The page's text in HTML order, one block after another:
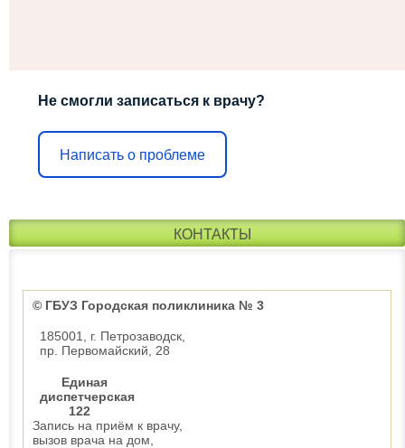
Не смогли записаться к врачу?
Написать о проблеме
КОНТАКТЫ
© ГБУЗ Городская поликлиника № 3
185001, г. Петрозаводск,
пр. Первомайский, 28
Единая
диспетчерская
122
Запись на приём к врачу,
вызов врача на дом,